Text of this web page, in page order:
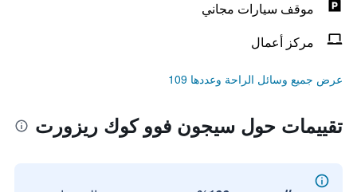
موقف سيارات مجاني
مركز أعمال
عرض جميع وسائل الراحة وعددها 109
تقييمات حول سيجون فوو كوك ريزورت